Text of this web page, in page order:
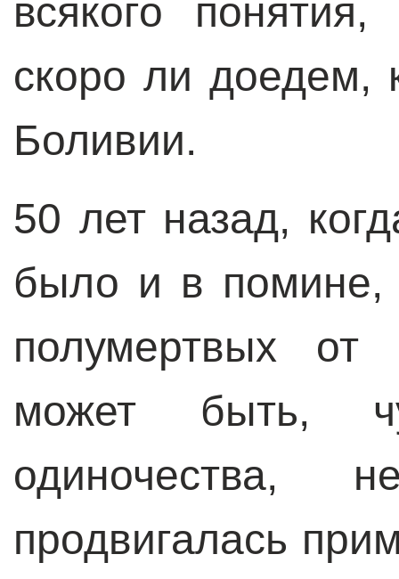
всякого
скоро ли доедем,
Боливии.
50 лет назад,
было и в помине,
полумертвых от
может быть,
одиночества,
продвигалась